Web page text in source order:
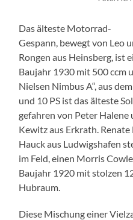
Das älteste Motorrad-
Gespann, bewegt von Leo
Rongen aus Heinsberg, ist
Baujahr 1930 mit 500 ccm
Nielsen Nimbus A“, aus
und 10 PS ist das älteste
gefahren von Peter Halene
Kewitz aus Erkrath.
Hauck aus Ludwigshafen
im Feld, einen Morris
Baujahr 1920 mit stolzen
Hubraum.
Diese Mischung einer